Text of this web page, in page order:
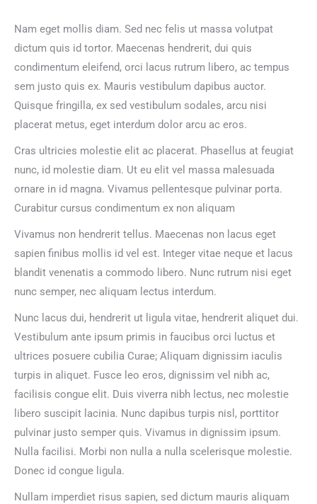
Nam eget mollis diam. Sed nec felis ut massa volutpat
dictum quis id tortor. Maecenas hendrerit, dui quis
condimentum eleifend, orci lacus rutrum libero, ac tempus
sem justo quis ex. Mauris vestibulum dapibus auctor.
Quisque fringilla, ex sed vestibulum sodales, arcu nisi
placerat metus, eget interdum dolor arcu ac eros.
Cras ultricies molestie elit ac placerat. Phasellus at feugiat
nunc, id molestie diam. Ut eu elit vel massa malesuada
ornare in id magna. Vivamus pellentesque pulvinar porta.
Curabitur cursus condimentum ex non aliquam
Vivamus non hendrerit tellus. Maecenas non lacus eget
sapien finibus mollis id vel est. Integer vitae neque et lacus
blandit venenatis a commodo libero. Nunc rutrum nisi eget
nunc semper, nec aliquam lectus interdum.
Nunc lacus dui, hendrerit ut ligula vitae, hendrerit aliquet dui.
Vestibulum ante ipsum primis in faucibus orci luctus et
ultrices posuere cubilia Curae; Aliquam dignissim iaculis
turpis in aliquet. Fusce leo eros, dignissim vel nibh ac,
facilisis congue elit. Duis viverra nibh lectus, nec molestie
libero suscipit lacinia. Nunc dapibus turpis nisl, porttitor
pulvinar justo semper quis. Vivamus in dignissim ipsum.
Nulla facilisi. Morbi non nulla a nulla scelerisque molestie.
Donec id congue ligula.
Nullam imperdiet risus sapien, sed dictum mauris aliquam